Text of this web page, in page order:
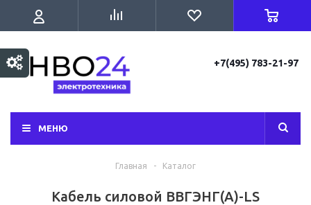
+7(495) 783-21-97
МЕНЮ
Главная - Каталог
Кабель силовой ВВГЭНГ(А)-LS